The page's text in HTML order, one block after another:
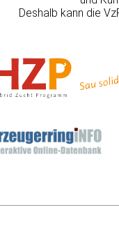
Deshalb kann die